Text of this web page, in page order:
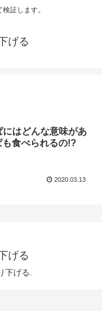
証します。
げる
にはどんな意味があ
食べられるの!?
2020.03.13
げる
下げる.